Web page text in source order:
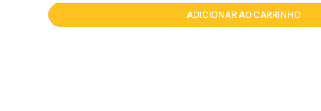
ADICIONAR AO CARRINHO